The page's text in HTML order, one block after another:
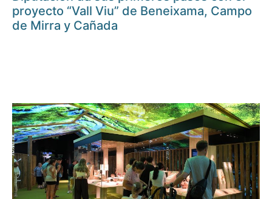
proyecto “Vall Viu” de Beneixama, Campo
de Mirra y Cañada